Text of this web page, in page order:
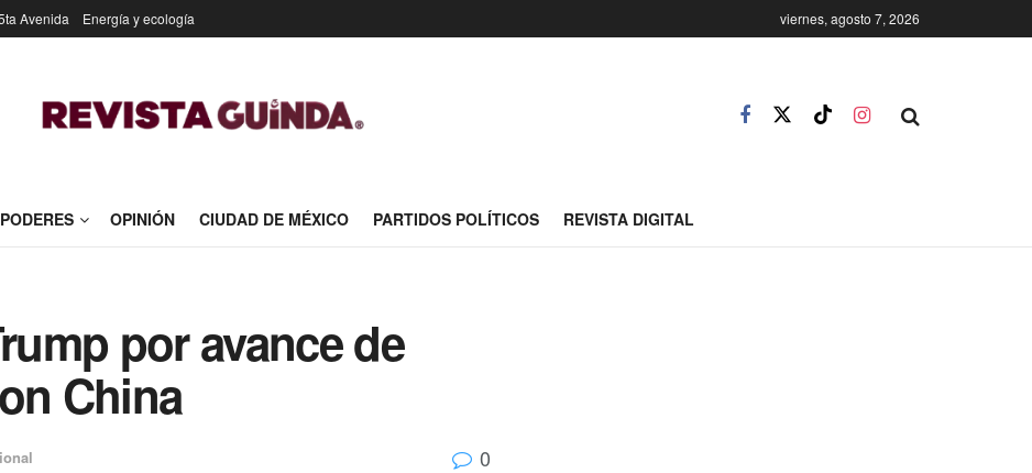
Avenida Energía y ecología viernes, agosto 7, 2026
PODERES OPINIÓN CIUDAD DE MÉXICO PARTIDOS POLÍTICOS REVISTA DIGITAL
por avance de
China
0